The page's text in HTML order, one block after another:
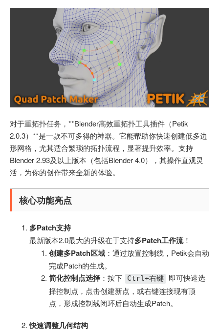
对于重拓扑任务，**Blender高效重拓扑工具插件（Petik
2.0.3）**是一款不可多得的神器。它能帮助你快速创建低多边
形网格，尤其适合繁琐的拓扑流程，显著提升效率。支持
Blender 2.93及以上版本（包括Blender 4.0），其操作直观灵
活，为你的创作带来全新的体验。
核心功能亮点
多Patch支持
最新版本2.0最大的升级在于支持多Patch工作流！
创建多Patch区域 ：通过放置控制线，Petik会自动
完成Patch的生成。
简化控制点选择 ：按下 Ctrl+右键
即可快速选
择控制点，点击创建新点，或右键连接现有顶
点，形成控制线闭环后自动生成Patch。
快速调整几何结构